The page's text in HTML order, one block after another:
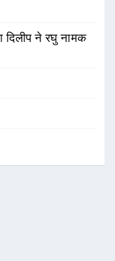
दिलीप ने रघु नामक